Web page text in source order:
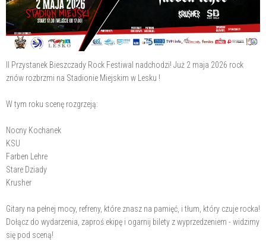
II Przystanek Bieszczady Rock Festiwal nadchodzi! Już 2 maja 2026 rock
znów rozbrzmi na Stadionie Miejskim w Lesku !
W tym roku scenę rozgrzeją:
Nocny Kochanek
KSU
Farben Lehre
Stare Dziady
Krusher
Gitary na pełnej mocy, refreny, które znasz na pamięć, i tłum, który czuje rocka!
Dołącz do wydarzenia, zaproś ekipę i ogarnij bilety z wyprzedzeniem - widzimy
się pod sceną!